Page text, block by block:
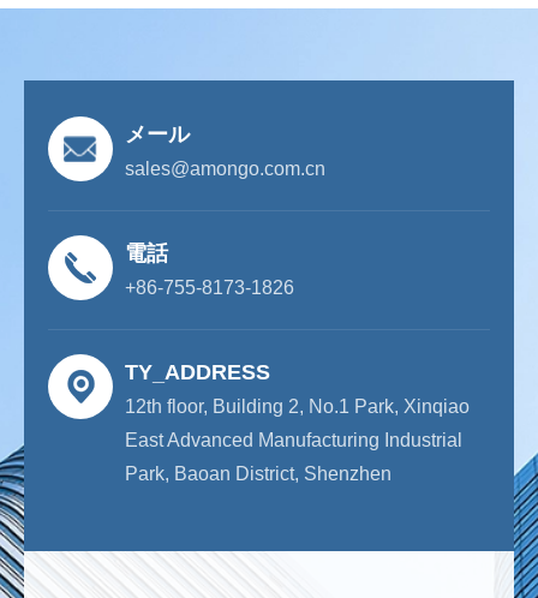
メール
sales@amongo.com.cn
電話
+86-755-8173-1826
TY_ADDRESS
12th floor, Building 2, No.1 Park, Xinqiao
East Advanced Manufacturing Industrial
Park, Baoan District, Shenzhen